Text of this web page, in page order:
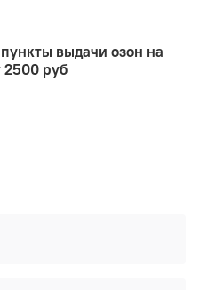
росту волос.
выдачи озон на
2500 руб